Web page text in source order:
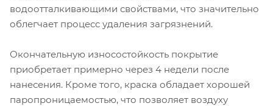
водоотталкивающими свойствами, что значительно
облегчает процесс удаления загрязнений.
Окончательную износостойкость покрытие
приобретает примерно через 4 недели после
нанесения. Кроме того, краска обладает хорошей
паропроницаемостью, что позволяет воздуху